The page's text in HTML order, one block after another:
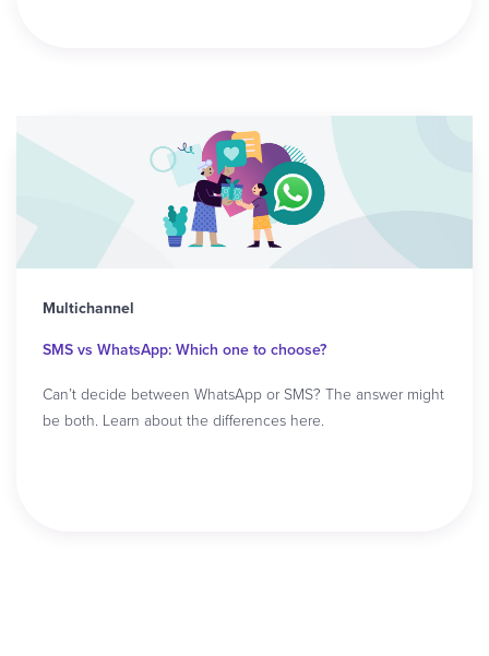
Multichannel
SMS vs WhatsApp: Which one to choose?
Can’t decide between WhatsApp or SMS? The answer might
be both. Learn about the differences here.